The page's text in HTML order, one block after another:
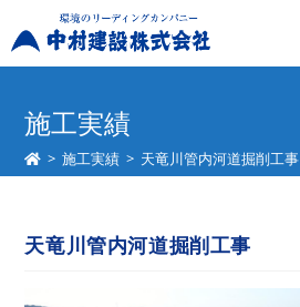
施工実績
> 施工実績 > 天竜川管内河道掘削工事
天竜川管内河道掘削工事